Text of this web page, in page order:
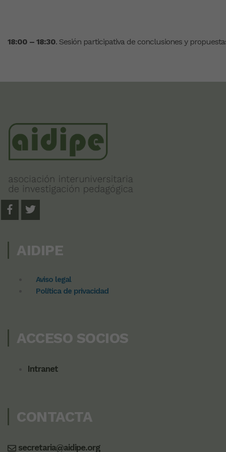
18:00 – 18:30. Sesión participativa de conclusiones y
AIDIPE
Aviso legal
Política de privacidad
ACCESO SOCIOS
Intranet
CONTACTA
secretaria@aidipe.org